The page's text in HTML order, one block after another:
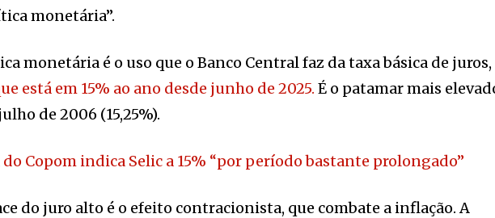
monetária”.
monetária é o uso que o Banco Central faz da taxa básica de juros,
está em 15% ao ano desde junho de 2025. É o patamar mais
de 2006 (15,25%).
do Copom indica Selic a 15% “por período bastante prolongado”
do juro alto é o efeito contracionista, que combate a inflação. A